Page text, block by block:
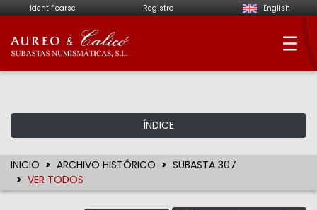
Identificarse Registro English
Aureo & Calicó -
ÍNDICE
INICIO ARCHIVO HISTÓRICO
SUBASTA 307
VER TODOS